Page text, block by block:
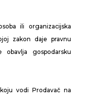
ili organizacijska
zakon daje pravnu
gospodarsku
vodi Prodavač na